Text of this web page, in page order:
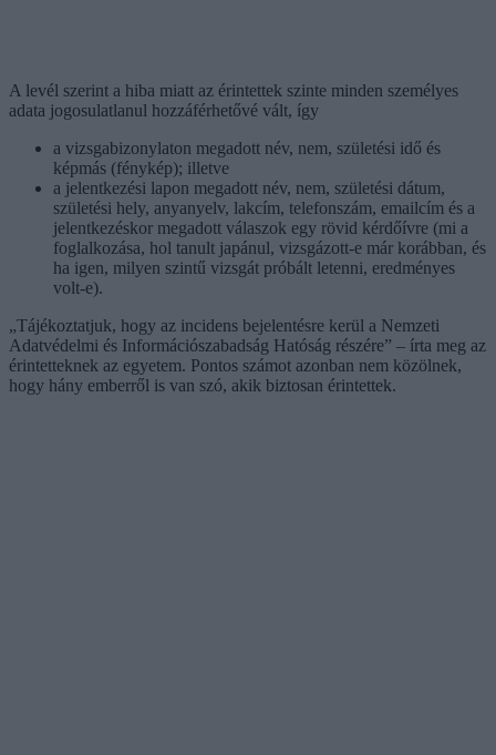
A levél szerint a hiba miatt az érintettek szinte minden személyes
adata jogosulatlanul hozzáférhetővé vált, így
a vizsgabizonylaton megadott név, nem, születési idő és
képmás (fénykép); illetve
a jelentkezési lapon megadott név, nem, születési dátum,
születési hely, anyanyelv, lakcím, telefonszám, emailcím és a
jelentkezéskor megadott válaszok egy rövid kérdőívre (mi a
foglalkozása, hol tanult japánul, vizsgázott-e már korábban, és
ha igen, milyen szintű vizsgát próbált letenni, eredményes
volt-e).
„Tájékoztatjuk, hogy az incidens bejelentésre kerül a Nemzeti
Adatvédelmi és Információszabadság Hatóság részére” – írta meg az
érintetteknek az egyetem. Pontos számot azonban nem közölnek,
hogy hány emberről is van szó, akik biztosan érintettek.